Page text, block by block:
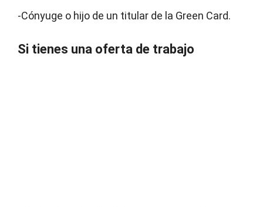
-Cónyuge o hijo de un titular de la Green Card.
Si tienes una oferta de trabajo